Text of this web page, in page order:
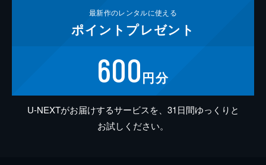
最新作のレンタルに使える
ポイント プレゼント
600円分
U-NEXTがお届けするサービスを、31日間ゆっくりと
お試しください。